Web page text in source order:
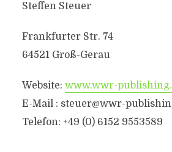
Steffen Steuer
Frankfurter Str. 74
64521 Groß-Gerau
Website: www.wwr-
E-Mail : steuer@wwr-
Telefon: +49 (0) 6152 9553589